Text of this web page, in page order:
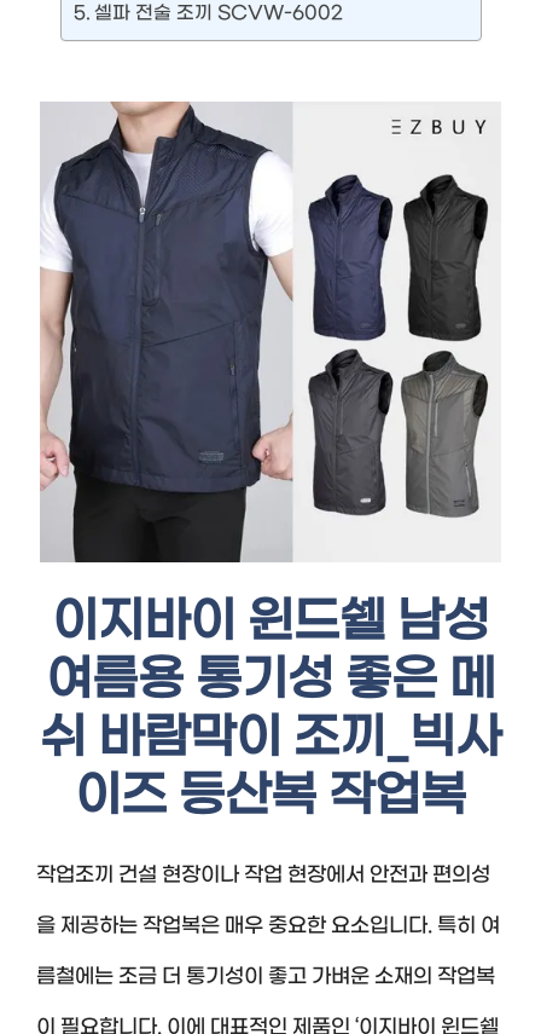
셀파 전술 조끼 SCVW-6002
이지바이 윈드쉘 남성
여름용 통기성 좋은 메
쉬 바람막이 조끼_빅사
이즈 등산복 작업복
작업조끼 건설 현장이나 작업 현장에서 안전과 편의성
을 제공하는 작업복은 매우 중요한 요소입니다. 특히 여
름철에는 조금 더 통기성이 좋고 가벼운 소재의 작업복
이 필요합니다. 이에 대표적인 제품인 ‘이지바이 윈드쉘